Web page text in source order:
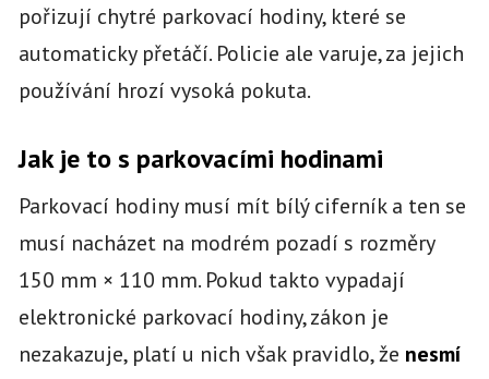
pořizují chytré parkovací hodiny, které se
automaticky přetáčí. Policie ale varuje, za jejich
používání hrozí vysoká pokuta.
Jak je to s parkovacími hodinami
Parkovací hodiny musí mít bílý ciferník a ten se
musí nacházet na modrém pozadí s rozměry
150 mm × 110 mm. Pokud takto vypadají
elektronické parkovací hodiny, zákon je
nezakazuje, platí u nich však pravidlo, že nesmí